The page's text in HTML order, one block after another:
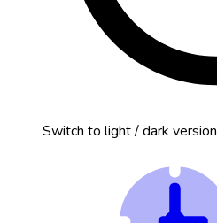
Switch to light / dark version